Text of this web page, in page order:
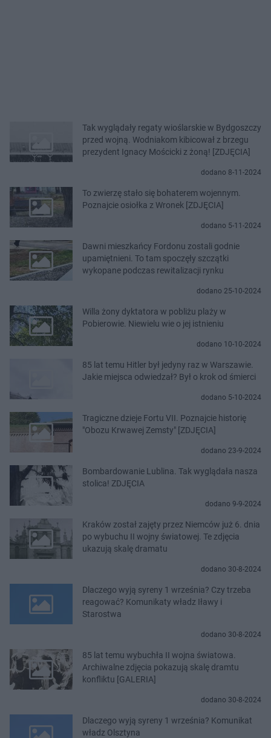
Tak wyglądały regaty wioślarskie w Bydgoszczy
przed wojną. Wodniakom kibicował z brzegu
prezydent Ignacy Mościcki z żoną! [ZDJĘCIA]
dodano 8-11-2024
To zwierzę stało się bohaterem wojennym.
Poznajcie osiołka z Wronek [ZDJĘCIA]
dodano 5-11-2024
Dawni mieszkańcy Fordonu zostali godnie
upamiętnieni. To tam spoczęły szczątki
wykopane podczas rewitalizacji rynku
dodano 25-10-2024
Willa żony dyktatora w pobliżu plaży w
Pobierowie. Niewielu wie o jej istnieniu
dodano 10-10-2024
85 lat temu Hitler był jedyny raz w Warszawie.
Jakie miejsca odwiedzał? Był o krok od śmierci
dodano 5-10-2024
Tragiczne dzieje Fortu VII. Poznajcie historię
"Obozu Krwawej Zemsty" [ZDJĘCIA]
dodano 23-9-2024
Bombardowanie Lublina. Tak wyglądała nasza
stolica! ZDJĘCIA
dodano 9-9-2024
Kraków został zajęty przez Niemców już 6. dnia
po wybuchu II wojny światowej. Te zdjęcia
ukazują skalę dramatu
dodano 30-8-2024
Dlaczego wyją syreny 1 września? Czy trzeba
reagować? Komunikaty władz Iławy i
Starostwa
dodano 30-8-2024
85 lat temu wybuchła II wojna światowa.
Archiwalne zdjęcia pokazują skalę dramtu
konfliktu [GALERIA]
dodano 30-8-2024
Dlaczego wyją syreny 1 września? Komunikat
władz Olsztyna